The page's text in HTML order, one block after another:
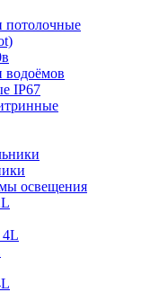
потолочные
водоёмов
IP67
освещения
4L